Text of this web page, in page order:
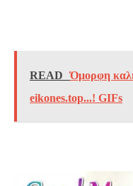
READ
Όμορφη
eikones.top...! GIFs